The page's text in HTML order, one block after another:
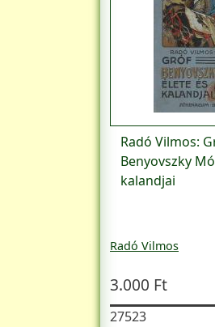
Radó Vilmos:
Benyovszky
kalandjai
Radó Vilmos
3.000 Ft
27523